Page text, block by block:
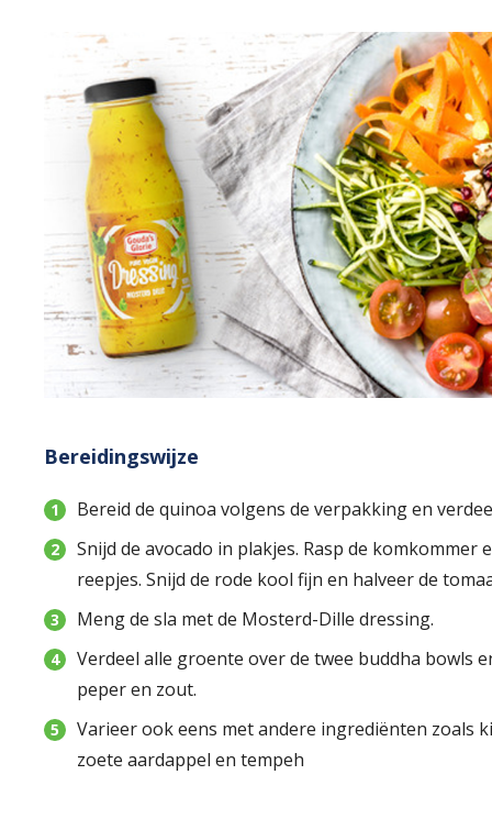
Bereidingswijze
Bereid de quinoa volgens de verpakking en
Snijd de avocado in plakjes. Rasp de komkommer
reepjes. Snijd de rode kool fijn en halveer de
Meng de sla met de Mosterd-Dille dressing.
Verdeel alle groente over de twee buddha bowls
peper en zout.
Varieer ook eens met andere ingrediënten zoals
zoete aardappel en tempeh